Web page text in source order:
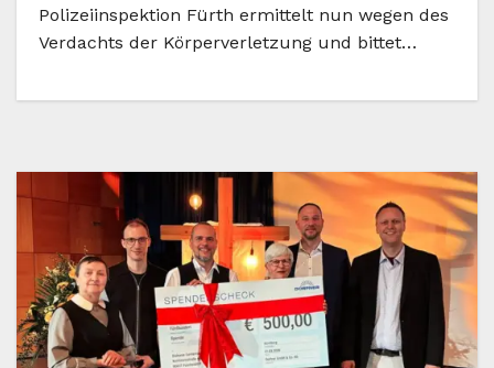
Polizeiinspektion Fürth ermittelt nun wegen des
Verdachts der Körperverletzung und bittet…